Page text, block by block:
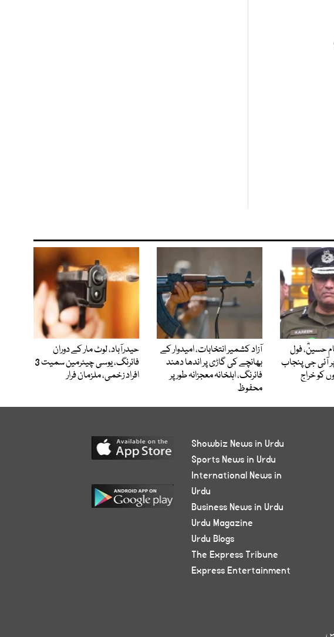
حسینؓ، فول
آئی جی پنجاب
کو خراج
آزاد کشمیر انتخابات، امیدوار کے
بھانچے کی گاڑی پر اندھا دھند
فائرنگ، اہلخانہ معجزانہ طور پر
محفوظ
حیدرآباد، لوٹ مار کے دوران
فائرنگ، یوسی چیئرمین سمیت 3
افراد زخمی، ملزمان فرار
Showbiz News in Urdu
Sports News in Urdu
International News in
Urdu
Business News in Urdu
Urdu Magazine
Urdu Blogs
The Express Tribune
Express Entertainment